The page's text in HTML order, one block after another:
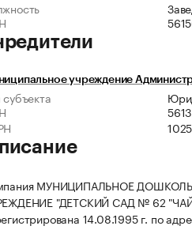
учреждение
субъекта
МУНИЦИПАЛЬНОЕ
"ДЕТСКИЙ САД № 62
14.08.1995 г. по